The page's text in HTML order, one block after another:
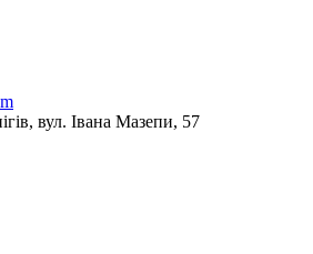
вул. Івана Мазепи, 57